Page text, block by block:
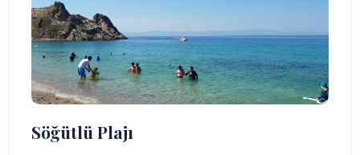
Söğütlü Plajı